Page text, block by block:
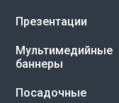
Презентации
Мультимедийные
баннеры
Посадочные